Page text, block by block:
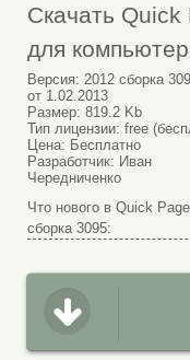
Скачать Quick
для
Версия: 2012 сборка
от 1.02.2013
Размер: 819.2 Kb
Тип лицензии: free
Цена: Бесплатно
Разработчик: Иван
Чередниченко
Что нового в Quick
сборка 3095: